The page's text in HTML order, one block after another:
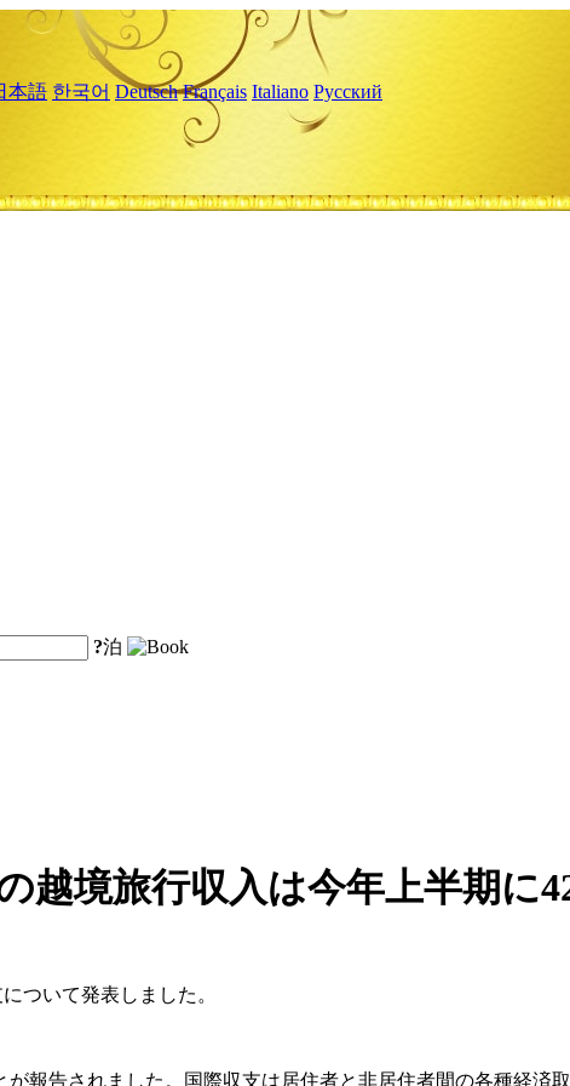
本語 한국어 Deutsch Français Italiano Русский
?泊
越境旅行収入は今年上半期に
ついて発表しました。
報告されました。国際収支は居住者と非居住者間の各種経済